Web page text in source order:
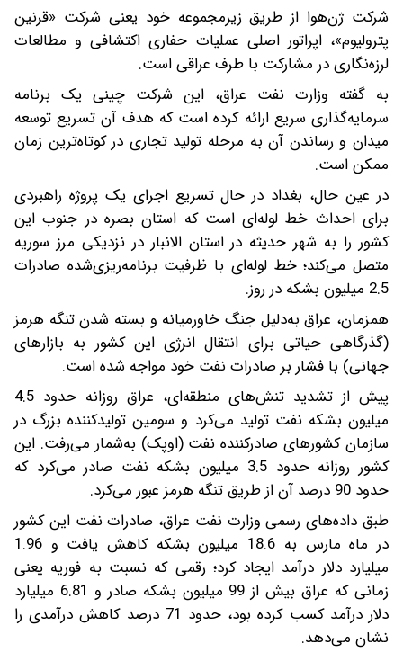
شرکت ژن‌هوا از طریق زیرمجموعه خود یعنی شرکت «قرنین
پترولیوم»، اپراتور اصلی عملیات حفاری اکتشافی و مطالعات
لرزه‌نگاری در مشارکت با طرف عراقی است.
به گفته وزارت نفت عراق، این شرکت چینی یک برنامه
سرمایه‌گذاری سریع ارائه کرده است که هدف آن تسریع توسعه
میدان و رساندن آن به مرحله تولید تجاری در کوتاه‌ترین زمان
ممکن است.
در عین حال، بغداد در حال تسریع اجرای یک پروژه راهبردی
برای احداث خط لوله‌ای است که استان بصره در جنوب این
کشور را به شهر حدیثه در استان الانبار در نزدیکی مرز سوریه
متصل می‌کند؛ خط لوله‌ای با ظرفیت برنامه‌ریزی‌شده صادرات
2.5 میلیون بشکه در روز.
همزمان، عراق به‌دلیل جنگ خاورمیانه و بسته شدن تنگه هرمز
(گذرگاهی حیاتی برای انتقال انرژی این کشور به بازارهای
جهانی) با فشار بر صادرات نفت خود مواجه شده است.
پیش از تشدید تنش‌های منطقه‌ای، عراق روزانه حدود 4.5
میلیون بشکه نفت تولید می‌کرد و سومین تولیدکننده بزرگ در
سازمان کشورهای صادرکننده نفت (اوپک) به‌شمار می‌رفت. این
کشور روزانه حدود 3.5 میلیون بشکه نفت صادر می‌کرد که
حدود 90 درصد آن از طریق تنگه هرمز عبور می‌کرد.
طبق داده‌های رسمی وزارت نفت عراق، صادرات نفت این کشور
در ماه مارس به 18.6 میلیون بشکه کاهش یافت و 1.96
میلیارد دلار درآمد ایجاد کرد؛ رقمی که نسبت به فوریه یعنی
زمانی که عراق بیش از 99 میلیون بشکه صادر و 6.81 میلیارد
دلار درآمد کسب کرده بود، حدود 71 درصد کاهش درآمدی را
نشان می‌دهد.